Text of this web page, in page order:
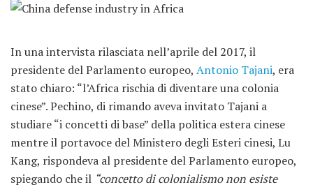
In una intervista rilasciata nell’aprile del 2017, il
presidente del Parlamento europeo, Antonio Tajani, era
stato chiaro: “l’Africa rischia di diventare una colonia
cinese”. Pechino, di rimando aveva invitato Tajani a
studiare “i concetti di base” della politica estera cinese
mentre il portavoce del Ministero degli Esteri cinesi, Lu
Kang, rispondeva al presidente del Parlamento europeo,
spiegando che il “concetto di colonialismo non esiste